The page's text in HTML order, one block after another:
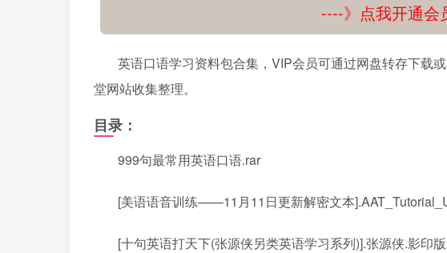
----》点我开通会
英语口语学习资料包合集，VIP会员可通过网盘转存下载
堂网站收集整理。
目录：
999句最常用英语口语.rar
[美语语音训练——11月11日更新解密文本
[十句英语打天下(张源侠另类英语学习系列)].张源侠.影印